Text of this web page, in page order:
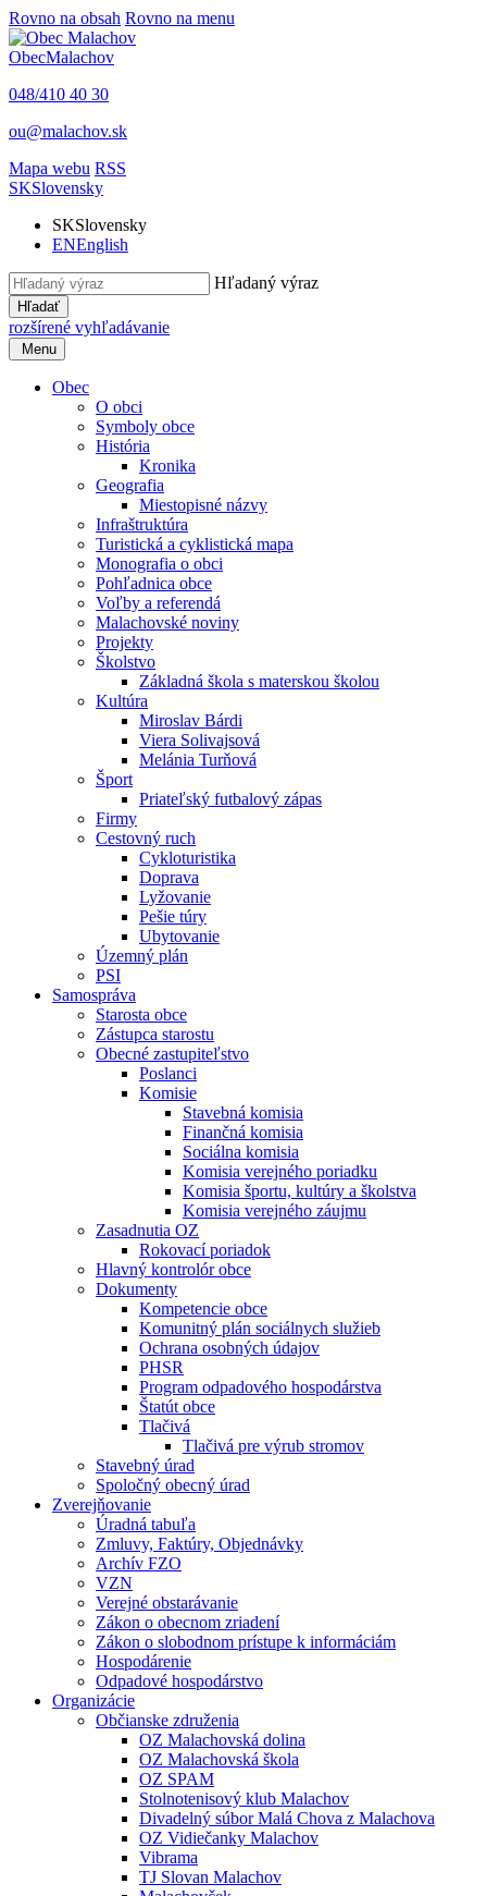
Rovno na obsah Rovno na menu
ObecMalachov
048/410 40 30
ou@malachov.sk
Mapa webu RSS
SKSlovensky
SKSlovensky
ENEnglish
Hľadaný výraz
Hľadať
rozšírené vyhľadávanie
Menu
Obec
O obci
Symboly obce
História
Kronika
Geografia
Miestopisné názvy
Infraštruktúra
Turistická a cyklistická mapa
Monografia o obci
Pohľadnica obce
Voľby a referendá
Malachovské noviny
Projekty
Školstvo
Základná škola s materskou školou
Kultúra
Miroslav Bárdi
Viera Solivajsová
Melánia Turňová
Šport
Priateľský futbalový zápas
Firmy
Cestovný ruch
Cykloturistika
Doprava
Lyžovanie
Pešie túry
Ubytovanie
Územný plán
PSI
Samospráva
Starosta obce
Zástupca starostu
Obecné zastupiteľstvo
Poslanci
Komisie
Stavebná komisia
Finančná komisia
Sociálna komisia
Komisia verejného poriadku
Komisia športu, kultúry a školstva
Komisia verejného záujmu
Zasadnutia OZ
Rokovací poriadok
Hlavný kontrolór obce
Dokumenty
Kompetencie obce
Komunitný plán sociálnych služieb
Ochrana osobných údajov
PHSR
Program odpadového hospodárstva
Štatút obce
Tlačivá
Tlačivá pre výrub stromov
Stavebný úrad
Spoločný obecný úrad
Zverejňovanie
Úradná tabuľa
Zmluvy, Faktúry, Objednávky
Archív FZO
VZN
Verejné obstarávanie
Zákon o obecnom zriadení
Zákon o slobodnom prístupe k informáciám
Hospodárenie
Odpadové hospodárstvo
Organizácie
Občianske združenia
OZ Malachovská dolina
OZ Malachovská škola
OZ SPAM
Stolnotenisový klub Malachov
Divadelný súbor Malá Chova z Malachova
OZ Vidiečanky Malachov
Vibrama
TJ Slovan Malachov